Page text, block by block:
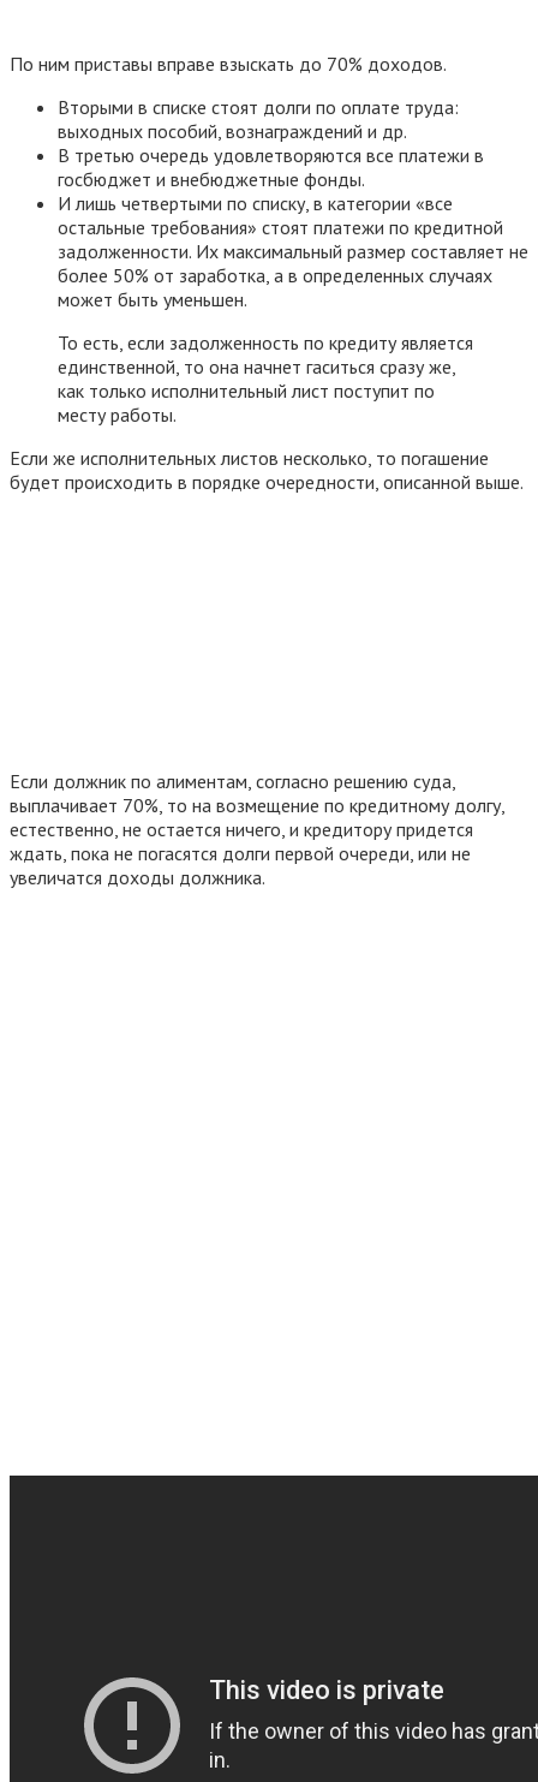
По ним приставы вправе взыскать до 70% доходов.
Вторыми в списке стоят долги по оплате труда:
выходных пособий, вознаграждений и др.
В третью очередь удовлетворяются все платежи в
госбюджет и внебюджетные фонды.
И лишь четвертыми по списку, в категории «все
остальные требования» стоят платежи по кредитной
задолженности. Их максимальный размер составляет не
более 50% от заработка, а в определенных случаях
может быть уменьшен.
То есть, если задолженность по кредиту является
единственной, то она начнет гаситься сразу же,
как только исполнительный лист поступит по
месту работы.
Если же исполнительных листов несколько, то погашение
будет происходить в порядке очередности, описанной выше.
Если должник по алиментам, согласно решению суда,
выплачивает 70%, то на возмещение по кредитному долгу,
естественно, не остается ничего, и кредитору придется
ждать, пока не погасятся долги первой очереди, или не
увеличатся доходы должника.